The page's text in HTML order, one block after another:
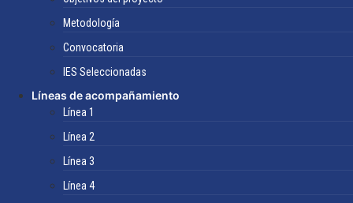
Metodología
Convocatoria
IES Seleccionadas
Líneas de acompañamiento
Línea 1
Línea 2
Línea 3
Línea 4